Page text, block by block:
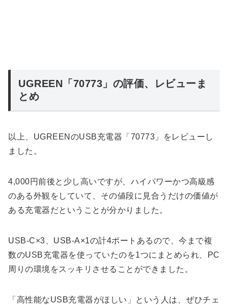
UGREEN「70773」の評価、レビューま
とめ
以上、UGREENのUSB充電器「70773」をレビューし
ました。
4,000円前後と少し高いですが、ハイパワーかつ高級感
のある外観をしていて、その値段に見合うだけの価値が
ある充電器だということが分かりました。
USB-C×3、USB-A×1の計4ポートあるので、今まで複
数のUSB充電器を使っていたのを1つにまとめられ、PC
周りの環境をスッキリさせることができました。
「高性能なUSB充電器がほしい」という人は、ぜひチェ